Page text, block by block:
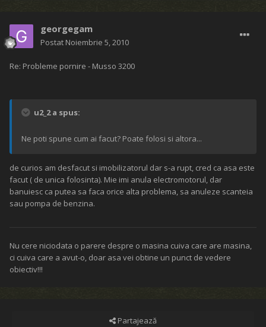
georgegam
Postat Noiembrie 5, 2010
Re: Probleme pornire - Musso 3200
u2_2 a spus:
Ne poti spune cum ai facut? Poate folosi si altora...
de curios am desfacut si imobilizatorul dar s-a rupt, cred ca asa este
facut ( de unica folosinta). Mie imi anula electromotorul, dar
banuiesc ca putea sa faca orice alta problema, sa anuleze scanteia
sau pompa de benzina.
Nu cere niciodata o parere despre o masina cuiva care are masina,
ci cuiva care a avut-o, doar asa vei obtine un punct de vedere
obiectiv!!!
Partajează